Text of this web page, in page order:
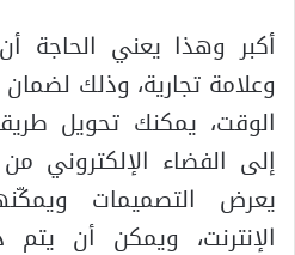
أكبر وهذا يعني الحاجة
وعلامة تجارية، وذلك
الوقت، يمكنك تحويل
إلى الفضاء الإلكتروني
يعرض التصميمات
الإنترنت، ويمكن أن